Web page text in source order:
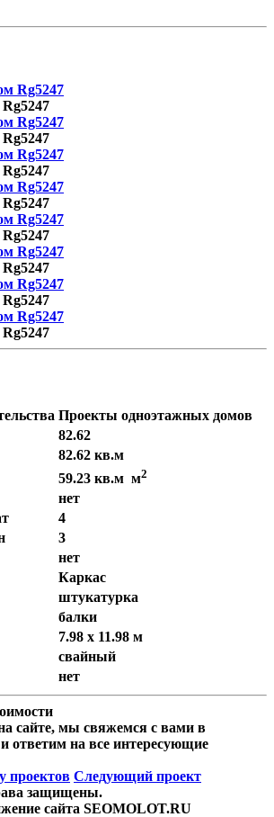
Проекты одноэтажных домов
82.62
82.62 кв.м
59.23 кв.м м2
нет
4
3
нет
Каркас
штукатурка
балки
7.98 x 11.98 м
свайный
нет
сайте, мы свяжемся с вами в
ответим на все интересующие
проектов Следующий проект
защищены.
сайта SEOMOLOT.RU